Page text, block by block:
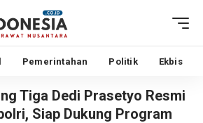
Pemerintahan Politik Ekbis
Tiga Dedi Prasetyo Resmi
Siap Dukung Program